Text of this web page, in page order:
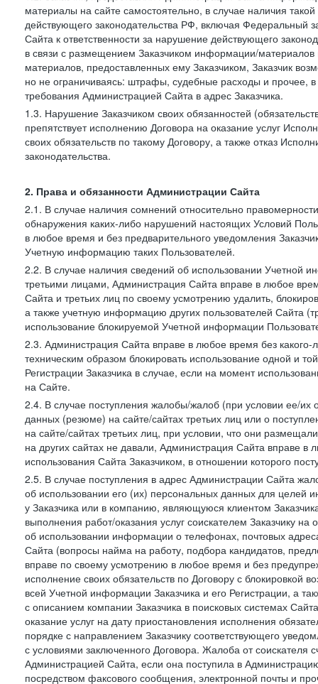
материалы на сайте самостоятельно, в случае наличия
действующего законодательства РФ, включая
Сайта к ответственности за нарушение действующего
в связи с размещением Заказчиком информации/
материалов, предоставленных ему Заказчиком, Заказчик
но не ограничиваясь: штрафы, судебные расходы и прочее,
требования Администрацией Сайта в адрес Заказчика.
1.3. Нарушение Заказчиком своих обязанностей
препятствует исполнению Договора на оказание услуг
своих обязательств по такому Договору, а также отказ
законодательства.
2. Права и обязанности Администрации Сайта
2.1. В случае наличия сомнений относительно
обнаружения каких-либо нарушений настоящих Условий
в любое время и без предварительного уведомления
Учетную информацию таких Пользователей.
2.2. В случае наличия сведений об использовании Учетной
третьими лицами, Администрация Сайта вправе в любое
Сайта и третьих лиц по своему усмотрению удалить,
а также учетную информацию других пользователей Сайта
использование блокируемой Учетной информации
2.3. Администрация Сайта вправе в любое время без
техническим образом блокировать использование одной и
Регистрации Заказчика в случае, если на момент
на Сайте.
2.4. В случае поступления жалобы/жалоб (при условии ее/их
данных (резюме) на сайте/сайтах третьих лиц или о
на сайте/сайтах третьих лиц, при условии, что они
на других сайтах не давали, Администрация Сайта вправе в
использования Сайта Заказчиком, в отношении которого
2.5. В случае поступления в адрес Администрации Сайта
об использовании его (их) персональных данных для целей
у Заказчика или в компанию, являющуюся клиентом
выполнения работ/оказания услуг соискателем Заказчику
об использовании информации о телефонах, почтовых
Сайта (вопросы найма на работу, подбора кандидатов,
вправе по своему усмотрению в любое время и без
исполнение своих обязательств по Договору с блокировкой
всей Учетной информации Заказчика и его Регистрации, а
с описанием компании Заказчика в поисковых системах
оказание услуг на дату приостановления исполнения
порядке с направлением Заказчику соответствующего
с условиями заключенного Договора. Жалоба от
Администрацией Сайта, если она поступила в
посредством факсового сообщения, электронной почты и